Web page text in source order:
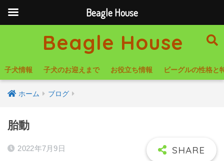
Beagle House
子犬情報 子犬のお迎えまで お役立ち情報 ビーグルの性格と
ホーム ブログ
胎動
2022年7月9日
Beagle House